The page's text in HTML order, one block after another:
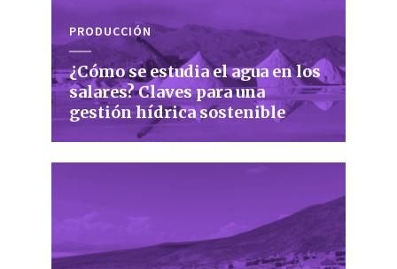
PRODUCCIÓN
¿Cómo se estudia el agua en los
salares? Claves para una
gestión hídrica sostenible